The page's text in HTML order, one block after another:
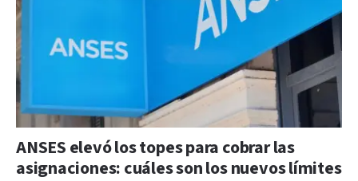
ANSES elevó los topes para cobrar las
asignaciones: cuáles son los nuevos límites